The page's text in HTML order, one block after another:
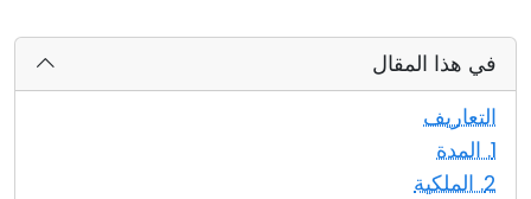
في هذا المقال
التعاريف
1. المدة
2. الملكية